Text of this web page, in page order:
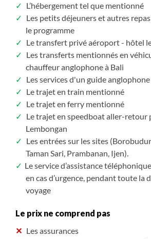
L’hébergement tel que mentionné
Les petits déjeuners et autres
le programme
Le transfert privé aéroport - hôtel
Les transferts mentionnés en
chauffeur anglophone à Bali
Les services d'un guide anglophone
Le trajet en train mentionné
Le trajet en ferry mentionné
Le trajet en speedboat aller-retour
Lembongan
Les entrées sur les sites
Taman Sari, Prambanan, Ijen).
Le service d’assistance
en cas d’urgence, pendant toute la
voyage
Le prix ne comprend pas
Les assurances